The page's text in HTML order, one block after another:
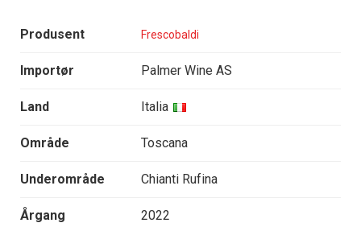
Produsent Frescobaldi
Importør Palmer Wine AS
Land Italia
Område Toscana
Underområde Chianti Rufina
Årgang 2022